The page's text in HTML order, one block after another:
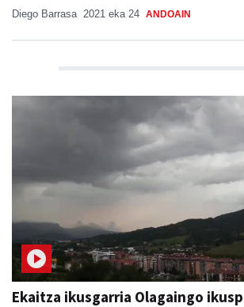
Diego Barrasa 2021 eka 24 ANDOAIN
Ekaitza ikusgarria Olagaingo